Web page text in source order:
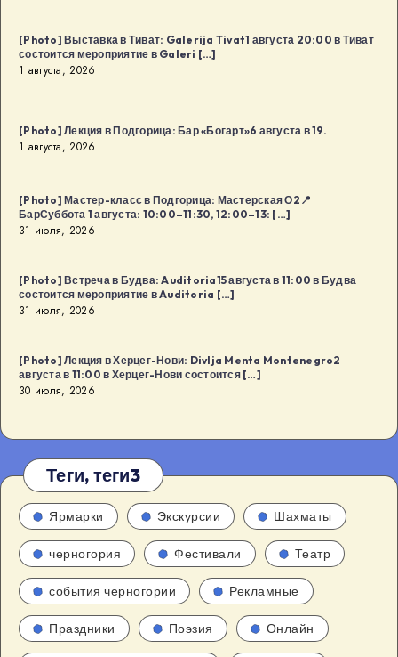
в
Будва
[…]
[Photo] Выставка в Тиват: Galerija Tivat1 августа 20:00 в Тиват
состоится мероприятие в Galeri […]
1 августа, 2026
[Photo] Лекция в Подгорица: Бар «Богарт»6 августа в 19.
1 августа, 2026
[Photo] Мастер-класс в Подгорица: Мастерская О2📍
БарСуббота 1 августа: 10:00–11:30, 12:00–13: […]
31 июля, 2026
[Photo] Встреча в Будва: Auditoria15 августа в 11:00 в Будва
состоится мероприятие в Auditoria […]
31 июля, 2026
[Photo] Лекция в Херцег-Нови: Divlja Menta Montenegro2
августа в 11:00 в Херцег-Нови состоится […]
30 июля, 2026
Теги, теги3
Ярмарки Экскурсии Шахматы
черногория Фестивали Театр
события черногории Рекламные
Праздники Поэзия Онлайн